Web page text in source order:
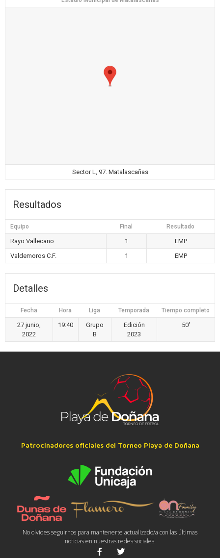
Sector L, 97. Matalascañas
Resultados
Equipo Final Resultado
Rayo Vallecano 1
EMP
Valdemoros C.F.
1 EMP
Detalles
Fecha Hora Liga Temporada Tiempo completo
27 junio,
2022
19:40
Grupo
B
Edición
2023
50'
Patrocinadores oficiales del Torneo Playa de Doñana
No olvides seguirnos para mantenerte actualizado/a con las últimas
noticias en nuestras redes sociales.